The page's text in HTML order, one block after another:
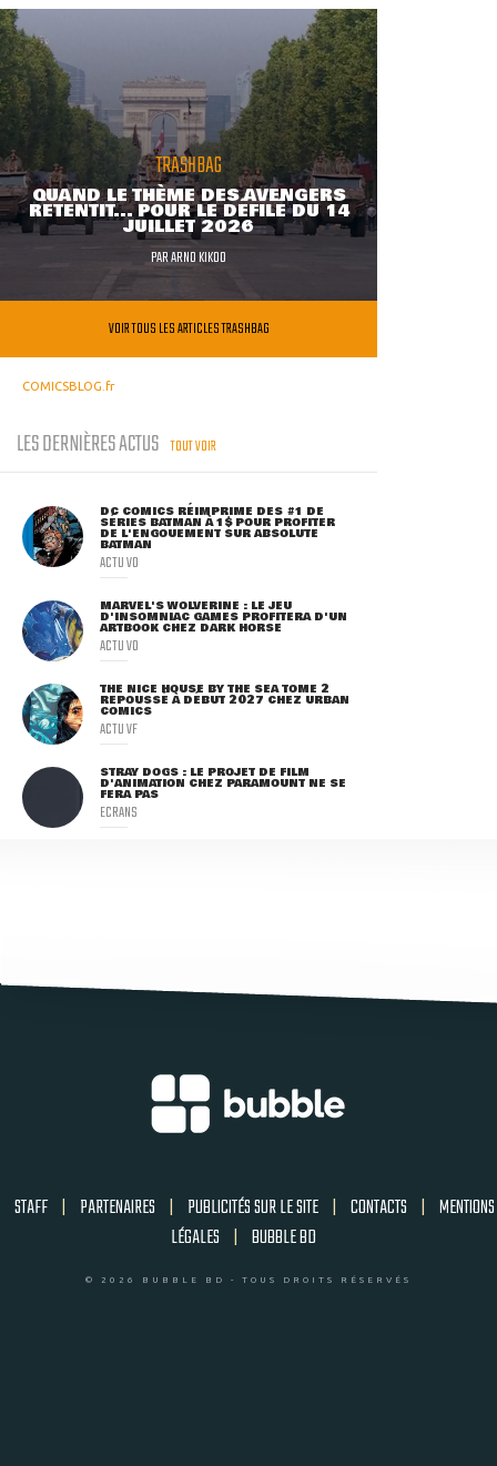
TRASHBAG
QUAND LE THÈME DES AVENGERS
RETENTIT... POUR LE DÉFILÉ DU 14
JUILLET 2026
PARARNO KIKOO
VOIR TOUS LES ARTICLES TRASHBAG
COMICSBLOG.fr
LES DERNIÈRES ACTUS TOUT VOIR
DC COMICS RÉIMPRIME DES #1 DE
SÉRIES BATMAN À 1$ POUR PROFITER
DE L'ENGOUEMENT SUR ABSOLUTE
BATMAN
ACTU VO
MARVEL'S WOLVERINE : LE JEU
D'INSOMNIAC GAMES PROFITERA D'UN
ARTBOOK CHEZ DARK HORSE
ACTU VO
THE NICE HOUSE BY THE SEA TOME 2
REPOUSSÉ À DÉBUT 2027 CHEZ URBAN
COMICS
ACTU VF
STRAY DOGS : LE PROJET DE FILM
D'ANIMATION CHEZ PARAMOUNT NE SE
FERA PAS
ECRANS
STAFF | PARTENAIRES | PUBLICITÉS SUR LE SITE | CONTACTS | MENTIONS
LÉGALES | BUBBLE BD
© 2026 BUBBLE BD - TOUS DROITS RÉSERVÉS